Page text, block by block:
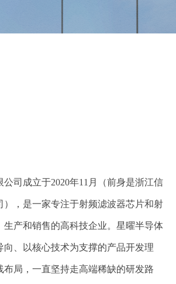
司成立于2020年11月（前身是浙江信
），是一家专注于射频滤波器芯片和射
生产和销售的高科技企业。星曜半导体
向、以核心技术为支撑的产品开发理
布局，一直坚持走高端稀缺的研发路